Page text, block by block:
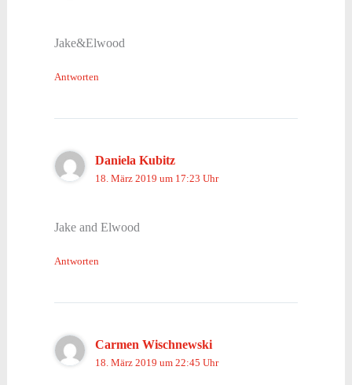
Jake&Elwood
Antworten
Daniela Kubitz
18. März 2019 um 17:23 Uhr
Jake and Elwood
Antworten
Carmen Wischnewski
18. März 2019 um 22:45 Uhr